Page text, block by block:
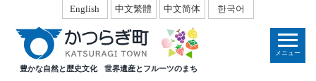
豊かな自然と歴史文化 世界遺産とフルーツのまち
English 中文繁體 中文简体 한국어
メニュー